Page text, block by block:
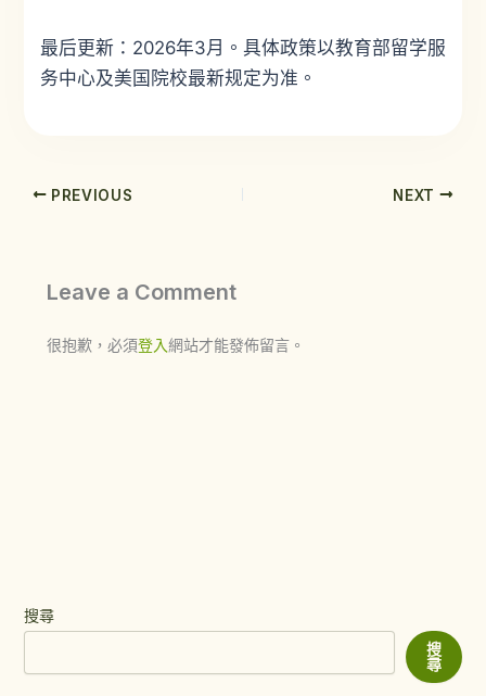
最后更新：2026年3月。具体政策以教育部留学服
务中心及美国院校最新规定为准。
PREVIOUS NEXT
Leave a Comment
很抱歉，必須登入網站才能發佈留言。
搜尋
搜
尋